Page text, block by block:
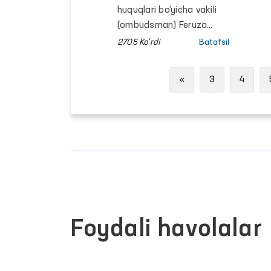
daraxt va
sabzavotlarning hosiliga
murojaat qilishdi?
huquqlari bo‘yicha vakili
(ombudsman) Feruza
Eshmatova navbatdagi
2705 Ko'rdi Batafsil
« Previous
3 4
Foydali havolalar